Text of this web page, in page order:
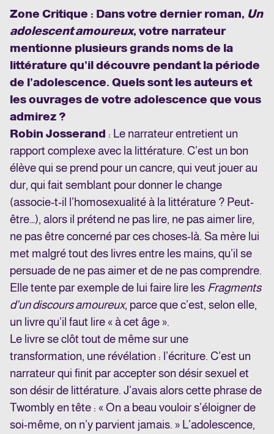
Zone Critique : Dans votre dernier roman, Un
adolescent amoureux, votre narrateur
mentionne plusieurs grands noms de la
littérature qu’il découvre pendant la période
de l’adolescence. Quels sont les auteurs et
les ouvrages de votre adolescence que vous
admirez ?
Robin Josserand : Le narrateur entretient un
rapport complexe avec la littérature. C’est un bon
élève qui se prend pour un cancre, qui veut jouer au
dur, qui fait semblant pour donner le change
(associe-t-il l’homosexualité à la littérature ? Peut-
être…), alors il prétend ne pas lire, ne pas aimer lire,
ne pas être concerné par ces choses-là. Sa mère lui
met malgré tout des livres entre les mains, qu’il se
persuade de ne pas aimer et de ne pas comprendre.
Elle tente par exemple de lui faire lire les Fragments
d’un discours amoureux, parce que c’est, selon elle,
un livre qu’il faut lire « à cet âge ».
Le livre se clôt tout de même sur une
transformation, une révélation : l’écriture. C’est un
narrateur qui finit par accepter son désir sexuel et
son désir de littérature. J’avais alors cette phrase de
Twombly en tête : « On a beau vouloir s’éloigner de
soi-même, on n’y parvient jamais. » L’adolescence,